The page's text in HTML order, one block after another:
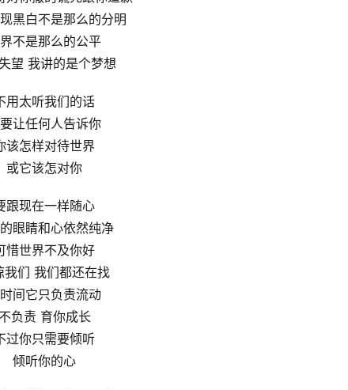
黑白不是那么的分明
不是那么的公平
望 我讲的是个梦想
用太听我们的话
让任何人告诉你
该怎样对待世界
或它该怎对你
跟现在一样随心
眼睛和心依然纯净
惜世界不及你好
我们 我们都还在找
间它只负责流动
不负责 育你成长
过你只需要倾听
倾听你的心